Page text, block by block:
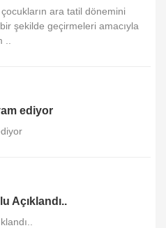
ara tatil dönemini
şekilde geçirmeleri amacıyla
ediyor
Açıklandı..